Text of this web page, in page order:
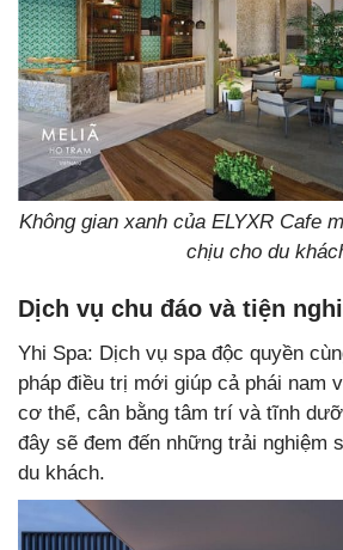
Không gian xanh của ELYXR Cafe
chịu cho du
Dịch vụ chu đáo và tiện nghi
Yhi Spa: Dịch vụ spa độc quyền
pháp điều trị mới giúp cả phái nam
cơ thể, cân bằng tâm trí và tĩnh
đây sẽ đem đến những trải nghiệm
du khách.